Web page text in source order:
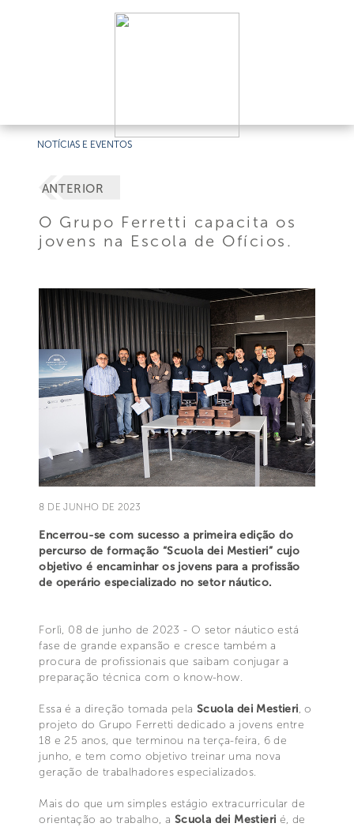
NOTÍCIAS E EVENTOS
ANTERIOR
O Grupo Ferretti capacita os
jovens na Escola de Ofícios.
8 DE JUNHO DE 2023
Encerrou-se com sucesso a primeira edição do
percurso de formação “Scuola dei Mestieri” cujo
objetivo é encaminhar os jovens para a profissão
de operário especializado no setor náutico.
Forlì, 08 de junho de 2023 - O setor náutico está
fase de grande expansão e cresce também a
procura de profissionais que saibam conjugar a
preparação técnica com o know-how.
Essa é a direção tomada pela Scuola dei Mestieri, o
projeto do Grupo Ferretti dedicado a jovens entre
18 e 25 anos, que terminou na terça-feira, 6 de
junho, e tem como objetivo treinar uma nova
geração de trabalhadores especializados.
Mais do que um simples estágio extracurricular de
orientação ao trabalho, a Scuola dei Mestieri é, de